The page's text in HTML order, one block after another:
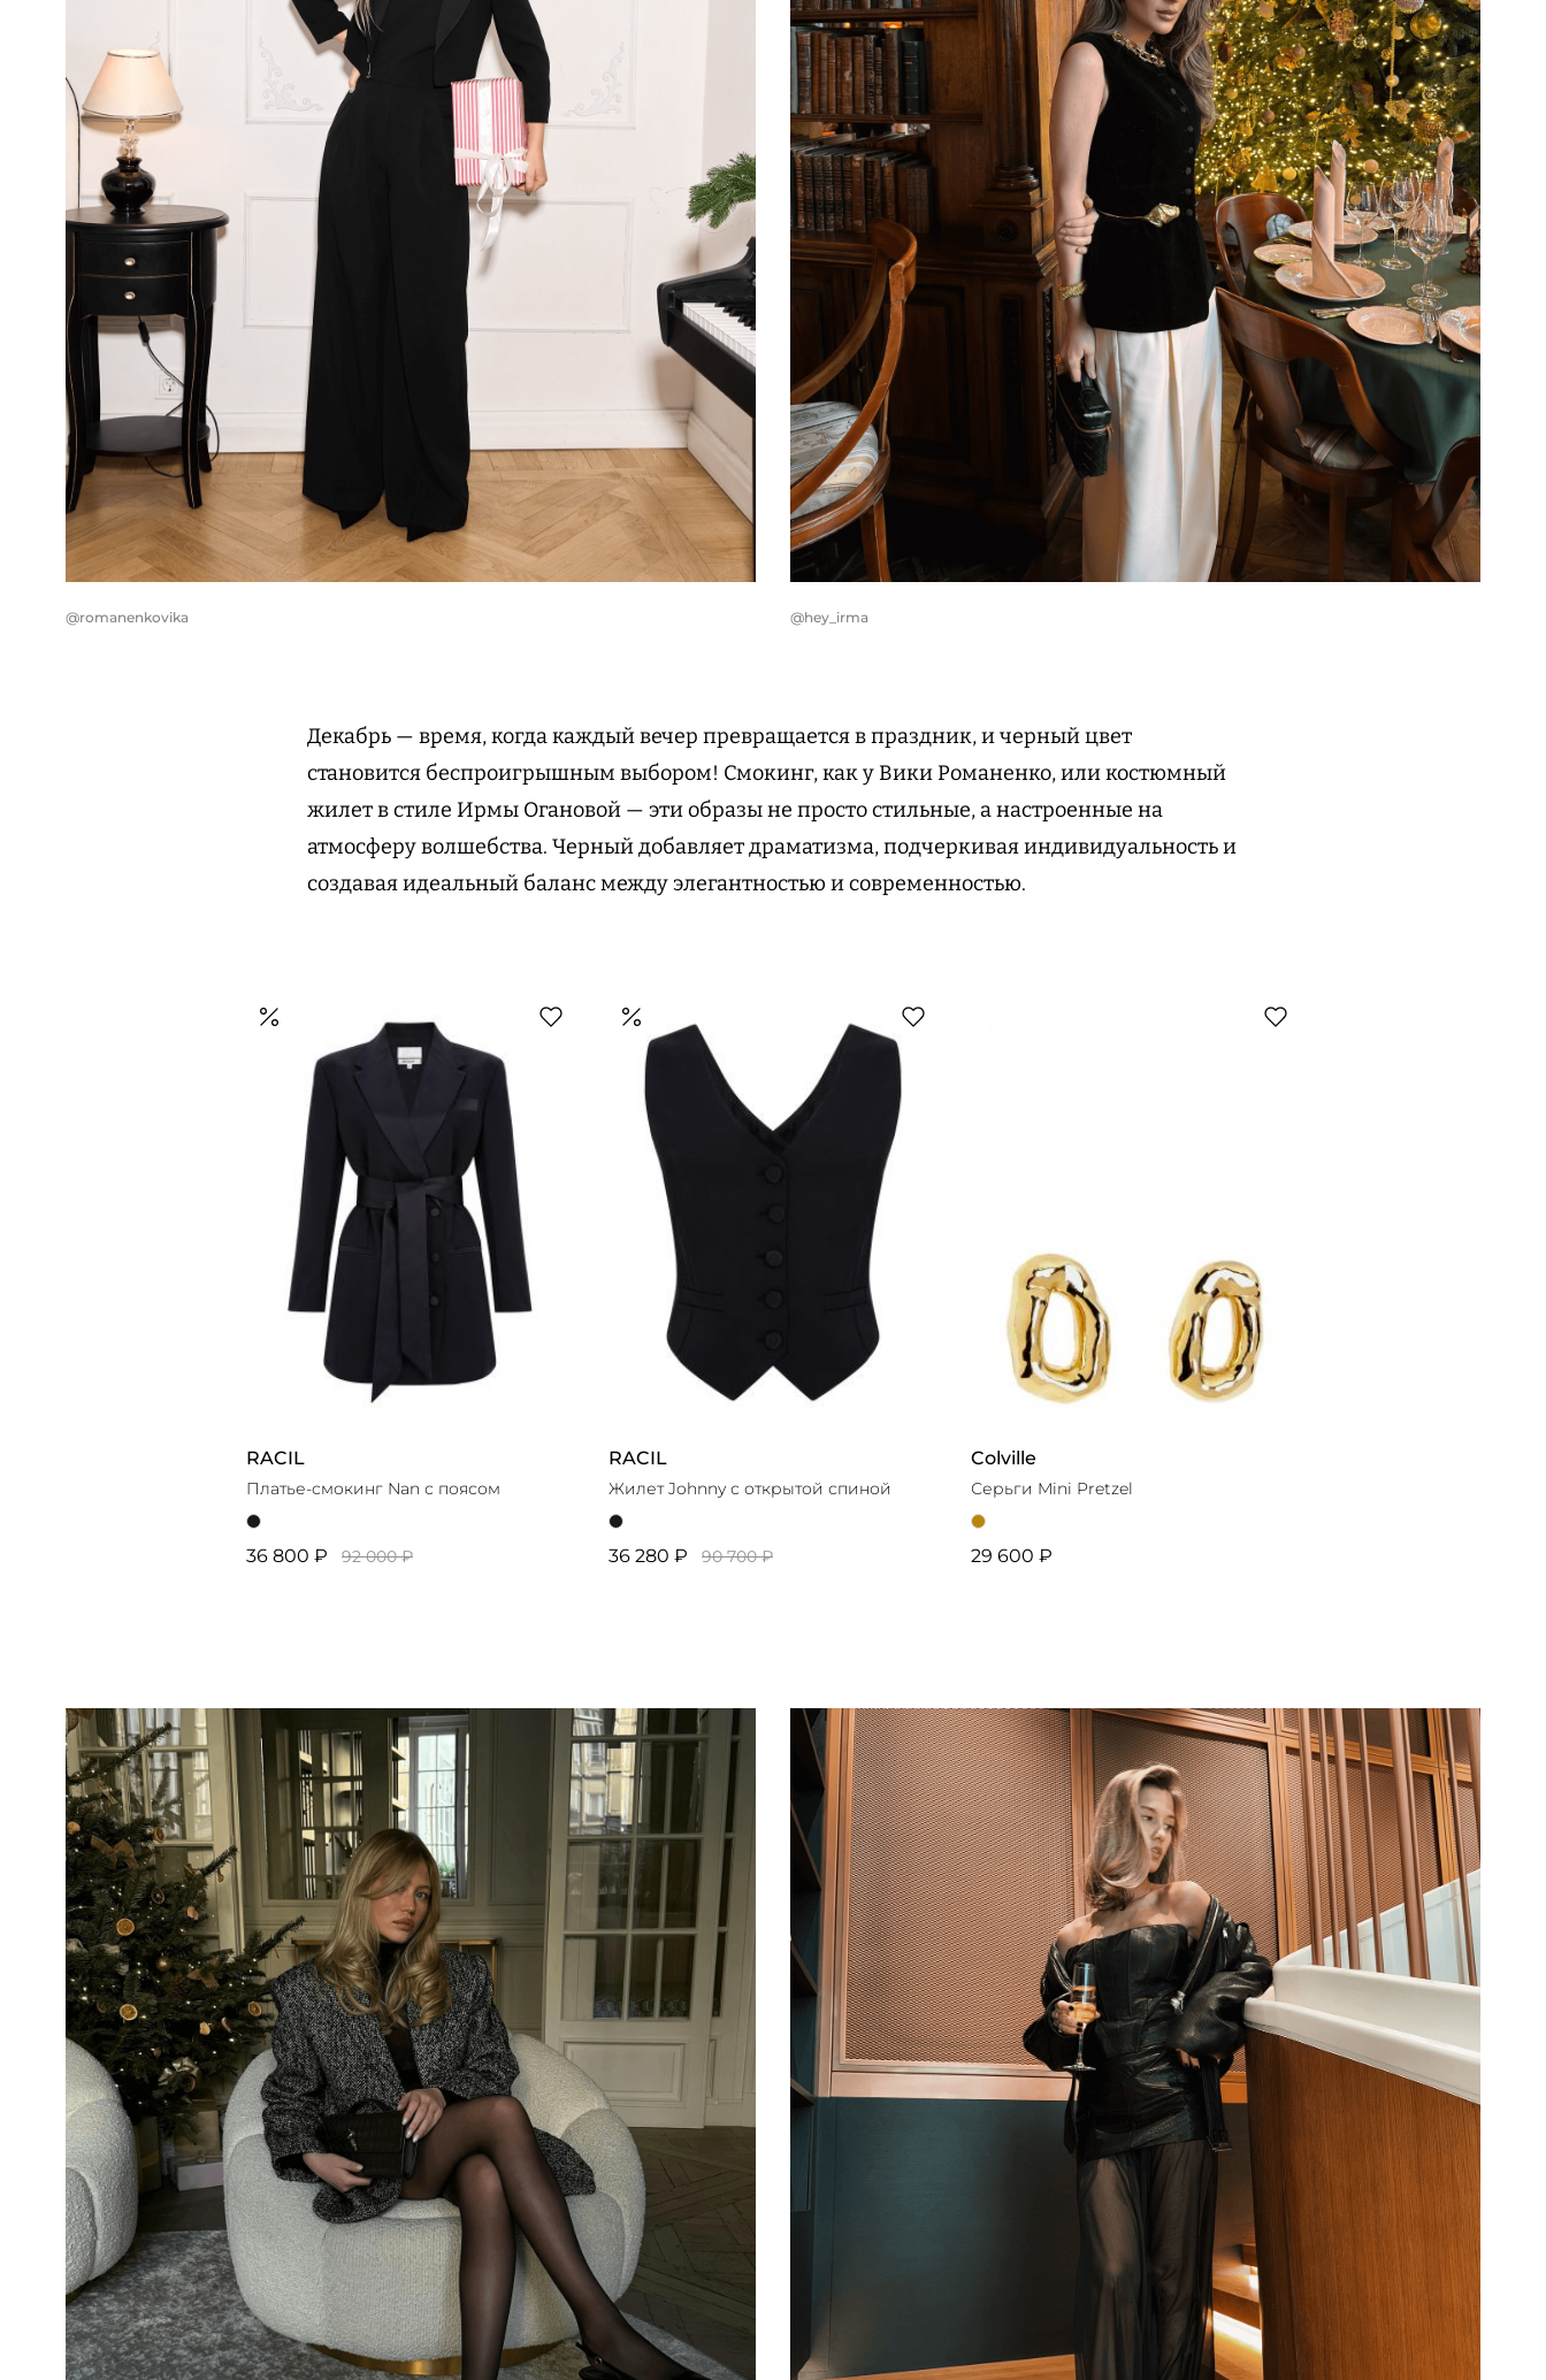
@romanenkovika @hey_irma
Декабрь — время, когда каждый вечер превращается в праздник, и черный цвет
становится беспроигрышным выбором! Смокинг, как у Вики Романенко, или костюмный
жилет в стиле Ирмы Огановой — эти образы не просто стильные, а настроенные на
атмосферу волшебства. Черный добавляет драматизма, подчеркивая индивидуальность и
создавая идеальный баланс между элегантностью и современностью.
RACIL
Платье-смокинг Nan с поясом
36 800 ₽ 92 000 ₽
RACIL
Жилет Johnny с открытой спиной
36 280 ₽ 90 700 ₽
Colville
Серьги Mini Pretzel
29 600 ₽